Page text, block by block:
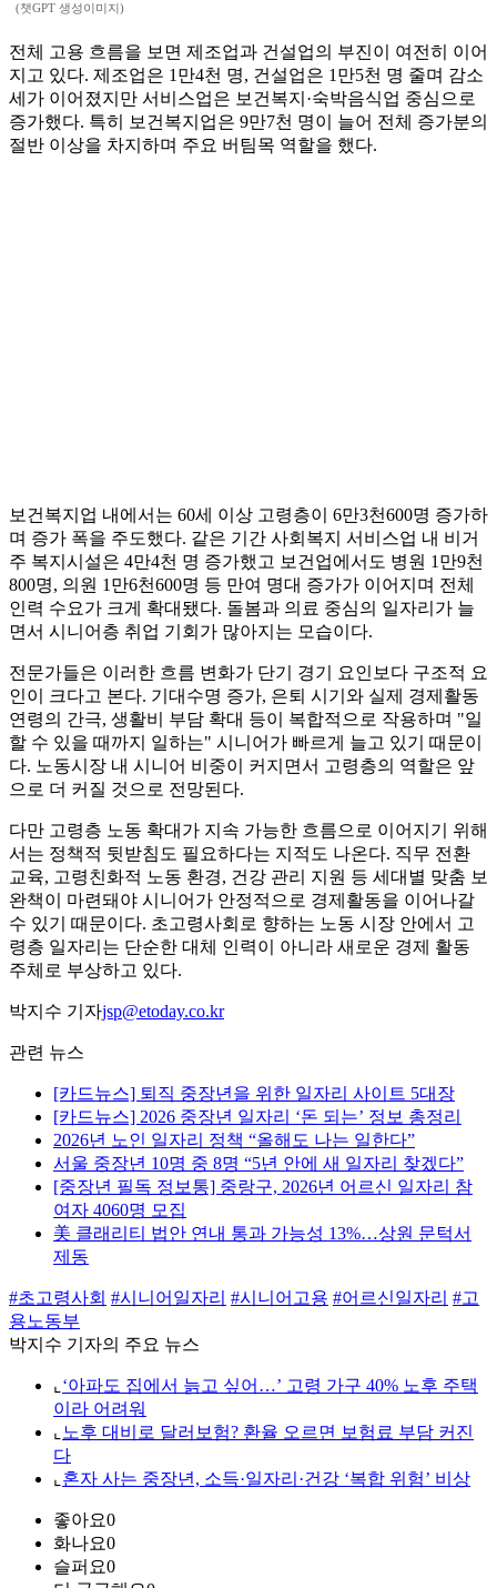
(챗GPT 생성이미지)
전체 고용 흐름을 보면 제조업과 건설업의 부진이 여전히 이어
지고 있다. 제조업은 1만4천 명, 건설업은 1만5천 명 줄며 감소
세가 이어졌지만 서비스업은 보건복지·숙박음식업 중심으로
증가했다. 특히 보건복지업은 9만7천 명이 늘어 전체 증가분의
절반 이상을 차지하며 주요 버팀목 역할을 했다.
보건복지업 내에서는 60세 이상 고령층이 6만3천600명 증가하
며 증가 폭을 주도했다. 같은 기간 사회복지 서비스업 내 비거
주 복지시설은 4만4천 명 증가했고 보건업에서도 병원 1만9천
800명, 의원 1만6천600명 등 만여 명대 증가가 이어지며 전체
인력 수요가 크게 확대됐다. 돌봄과 의료 중심의 일자리가 늘
면서 시니어층 취업 기회가 많아지는 모습이다.
전문가들은 이러한 흐름 변화가 단기 경기 요인보다 구조적 요
인이 크다고 본다. 기대수명 증가, 은퇴 시기와 실제 경제활동
연령의 간극, 생활비 부담 확대 등이 복합적으로 작용하며 "일
할 수 있을 때까지 일하는" 시니어가 빠르게 늘고 있기 때문이
다. 노동시장 내 시니어 비중이 커지면서 고령층의 역할은 앞
으로 더 커질 것으로 전망된다.
다만 고령층 노동 확대가 지속 가능한 흐름으로 이어지기 위해
서는 정책적 뒷받침도 필요하다는 지적도 나온다. 직무 전환
교육, 고령친화적 노동 환경, 건강 관리 지원 등 세대별 맞춤 보
완책이 마련돼야 시니어가 안정적으로 경제활동을 이어나갈
수 있기 때문이다. 초고령사회로 향하는 노동 시장 안에서 고
령층 일자리는 단순한 대체 인력이 아니라 새로운 경제 활동
주체로 부상하고 있다.
박지수 기자jsp@etoday.co.kr
관련 뉴스
[카드뉴스] 퇴직 중장년을 위한 일자리 사이트 5대장
[카드뉴스] 2026 중장년 일자리 ‘돈 되는’ 정보 총정리
2026년 노인 일자리 정책 “올해도 나는 일한다”
서울 중장년 10명 중 8명 “5년 안에 새 일자리 찾겠다”
[중장년 필독 정보통] 중랑구, 2026년 어르신 일자리 참
여자 4060명 모집
美 클래리티 법안 연내 통과 가능성 13%…상원 문턱서
제동
#초고령사회 #시니어일자리 #시니어고용 #어르신일자리 #고
용노동부
박지수 기자의 주요 뉴스
⌞ ‘아파도 집에서 늙고 싶어…’ 고령 가구 40% 노후 주택
이라 어려워
⌞ 노후 대비로 달러보험? 환율 오르면 보험료 부담 커진
다
⌞ 혼자 사는 중장년, 소득·일자리·건강 ‘복합 위험’ 비상
좋아요0
화나요0
슬퍼요0